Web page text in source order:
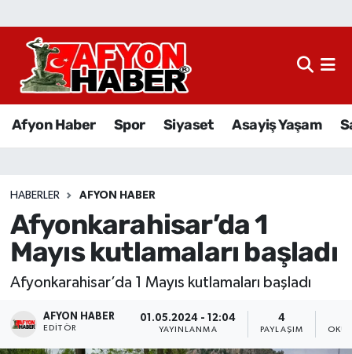
Afyon Haber Spor Siyaset Asayiş Yaşam
HABERLER AFYON HABER
Afyonkarahisar’da 1
Mayıs kutlamaları başladı
Afyonkarahisar’da 1 Mayıs kutlamaları başladı
AFYON HABER
EDITÖR
01.05.2024 - 12:04
YAYINLANMA
4
PAYLAŞIM
Afyon Haber
Sağlık
Eğitim